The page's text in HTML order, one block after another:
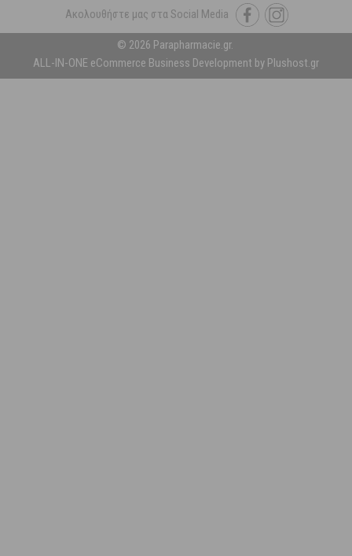
Ακολουθήστε μας στα Social Media
© 2026 Parapharmacie.gr.
ALL-IN-ONE eCommerce Business Development by Plushost.gr